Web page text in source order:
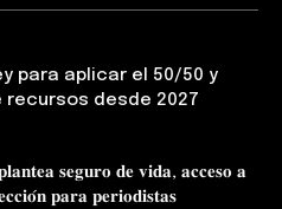
para aplicar el 50/50 y
desde 2027
𝐬𝐞𝐠𝐮𝐫𝐨 𝐝𝐞 𝐯𝐢𝐝𝐚, 𝐚𝐜𝐜𝐞𝐬𝐨 𝐚
𝐩𝐚𝐫𝐚 𝐩𝐞𝐫𝐢𝐨𝐝𝐢𝐬𝐭𝐚𝐬